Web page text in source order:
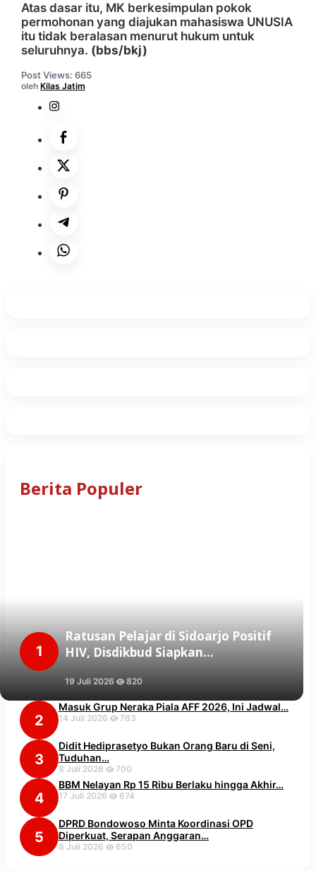
Atas dasar itu, MK berkesimpulan pokok
permohonan yang diajukan mahasiswa UNUSIA
itu tidak beralasan menurut hukum untuk
seluruhnya. (bbs/bkj)
Post Views: 665
oleh Kilas Jatim
Berita Populer
1
Ratusan Pelajar di Sidoarjo Positif
HIV, Disdikbud Siapkan…
19 Juli 2026 820
2
Masuk Grup Neraka Piala AFF 2026, Ini Jadwal…
14 Juli 2026 763
3
Didit Hediprasetyo Bukan Orang Baru di Seni,
Tuduhan…
8 Juli 2026 700
4
BBM Nelayan Rp 15 Ribu Berlaku hingga Akhir…
17 Juli 2026 674
5
DPRD Bondowoso Minta Koordinasi OPD
Diperkuat, Serapan Anggaran…
8 Juli 2026 650